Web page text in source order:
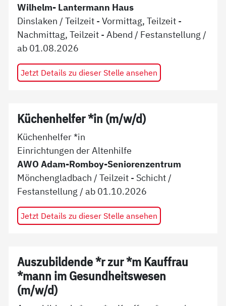
Wilhelm- Lantermann Haus
Dinslaken /Teilzeit - Vormittag, Teilzeit -
Nachmittag, Teilzeit - Abend / Festanstellung /
ab 01.08.2026
Jetzt Details zu dieser Stelle ansehen
Küchenhelfer *in (m/w/d)
Küchenhelfer *in
Einrichtungen der Altenhilfe
AWO Adam-Romboy-Seniorenzentrum
Mönchengladbach /Teilzeit - Schicht /
Festanstellung / ab 01.10.2026
Jetzt Details zu dieser Stelle ansehen
Auszubildende *r zur *m Kauffrau
*mann im Gesundheitswesen
(m/w/d)